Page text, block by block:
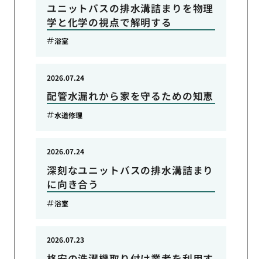
ユニットバスの排水溝詰まりを物理
学と化学の視点で解明する
浴室
配管水漏れから家を守るための知恵
2026.07.24
水道修理
深刻なユニットバスの排水溝詰まり
に向き合う
2026.07.24
浴室
2026.07.23